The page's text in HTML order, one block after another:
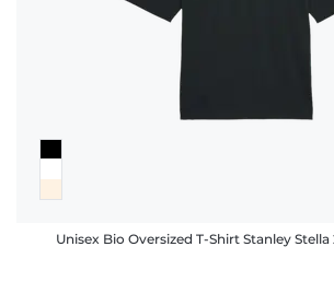
Unisex Bio Oversized T-Shirt Stanley Stella